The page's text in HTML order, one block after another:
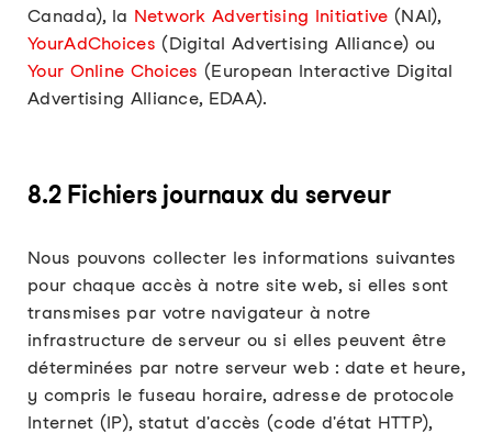
Canada), la Network Advertising Initiative (NAI),
YourAdChoices (Digital Advertising Alliance) ou
Your Online Choices (European Interactive Digital
Advertising Alliance, EDAA).
8.2 Fichiers journaux du serveur
Nous pouvons collecter les informations suivantes
pour chaque accès à notre site web, si elles sont
transmises par votre navigateur à notre
infrastructure de serveur ou si elles peuvent être
déterminées par notre serveur web : date et heure,
y compris le fuseau horaire, adresse de protocole
Internet (IP), statut d'accès (code d'état HTTP),